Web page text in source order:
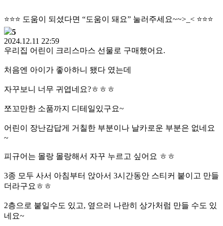
⭐️⭐️⭐️ 도움이 되셨다면 “도움이 돼요” 눌러주세요~~>_< ⭐️⭐️⭐️
5
2024.12.11 22:59
우리집 어린이 크리스마스 선물로 구매했어요.
처음엔 아이가 좋아하니 됐다 였는데
자꾸보니 너무 귀엽네요?ㅎㅎㅎ
쪼꼬만한 소품까지 디테일있구요~
어린이 장난감답게 거칠한 부분이나 날카로운 부분은 없네요
~
피규어는 몰랑 몰랑해서 자꾸 누르고 싶어요 ㅎㅎ
3종 모두 사서 아침부터 앉아서 3시간동안 스티커 붙이고 만들
더라구요ㅎㅎ
2층으로 붙일수도 있고, 옆으러 나란히 상가처럼 만들 수도 있
네요~